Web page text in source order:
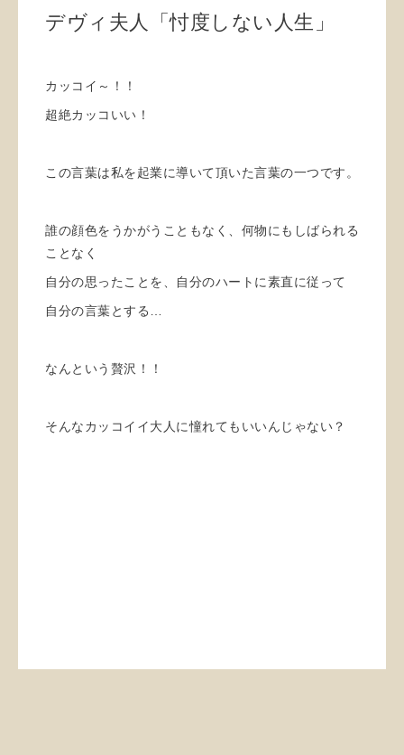
デヴィ夫人「忖度しない人生」
カッコイ～！！
超絶カッコいい！
この言葉は私を起業に導いて頂いた言葉の一つです。
誰の顔色をうかがうこともなく、何物にもしばられる
ことなく
自分の思ったことを、自分のハートに素直に従って
自分の言葉とする…
なんという贅沢！！
そんなカッコイイ大人に憧れてもいいんじゃない？